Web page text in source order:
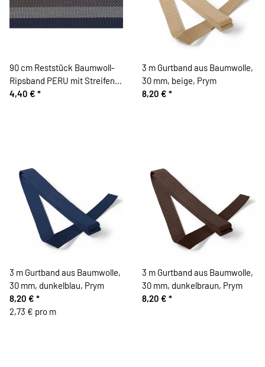
90 cm Reststück Baumwoll-
Ripsband PERU mit Streifen
dunkelblau-grau 35 mm
4,40 € *
3 m Gurtband aus Baumwolle,
30 mm, beige, Prym
8,20 € *
3 m Gurtband aus Baumwolle,
30 mm, dunkelblau, Prym
8,20 € *
2,73 € pro m
3 m Gurtband aus Baumwolle,
30 mm, dunkelbraun, Prym
8,20 € *